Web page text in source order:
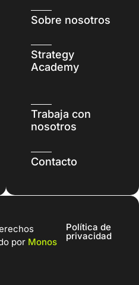
Sobre nosotros
Strategy
Academy
Trabaja con
nosotros
Contacto
por Monos
Política de
privacidad